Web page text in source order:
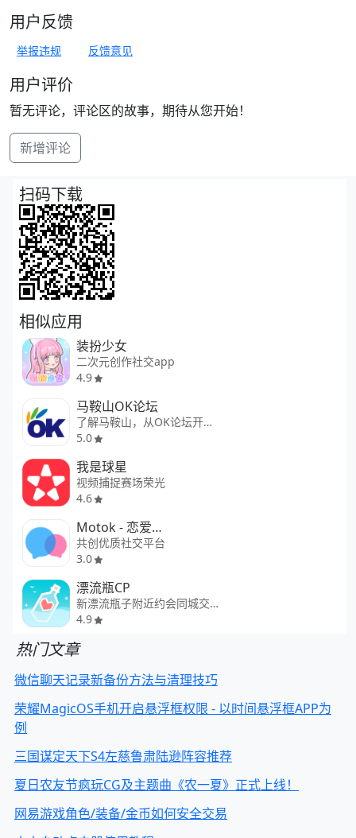
用户反馈
举报违规 反馈意见
用户评价
暂无评论，评论区的故事，期待从您开始！
新增评论
扫码下载
相似应用
装扮少女
二次元创作社交app
4.9
马鞍山OK论坛
了解马鞍山，从OK论坛开始！
5.0
我是球星
视频捕捉赛场荣光
4.6
Motok - 恋爱脱单交友平台
共创优质社交平台
3.0
漂流瓶CP
新漂流瓶子附近约会同城交友恋爱
4.9
热门文章
微信聊天记录新备份方法与清理技巧
荣耀MagicOS手机开启悬浮框权限 - 以时间悬浮框APP为
例
三国谋定天下S4左慈鲁肃陆逊阵容推荐
夏日农友节疯玩CG及主题曲《农一夏》正式上线！
网易游戏角色/装备/金币如何安全交易